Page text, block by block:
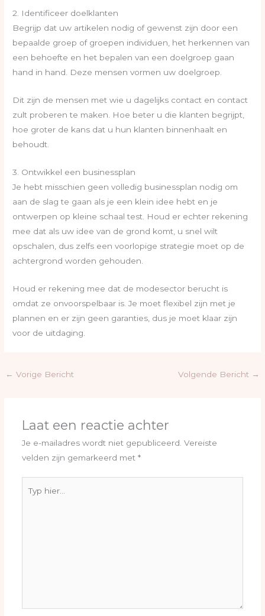
2. Identificeer doelklanten
Begrijp dat uw artikelen nodig of gewenst zijn door een
bepaalde groep of groepen individuen, het herkennen van
een behoefte en het bepalen van een doelgroep gaan
hand in hand. Deze mensen vormen uw doelgroep.
Dit zijn de mensen met wie u dagelijks contact en contact
zult proberen te maken. Hoe beter u die klanten begrijpt,
hoe groter de kans dat u hun klanten binnenhaalt en
behoudt.
3. Ontwikkel een businessplan
Je hebt misschien geen volledig businessplan nodig om
aan de slag te gaan als je een klein idee hebt en je
ontwerpen op kleine schaal test. Houd er echter rekening
mee dat als uw idee van de grond komt, u snel wilt
opschalen, dus zelfs een voorlopige strategie moet op de
achtergrond worden gehouden.
Houd er rekening mee dat de modesector berucht is
omdat ze onvoorspelbaar is. Je moet flexibel zijn met je
plannen en er zijn geen garanties, dus je moet klaar zijn
voor de uitdaging.
← Vorige Bericht Volgende Bericht →
Laat een reactie achter
Je e-mailadres wordt niet gepubliceerd. Vereiste
velden zijn gemarkeerd met *
hier...